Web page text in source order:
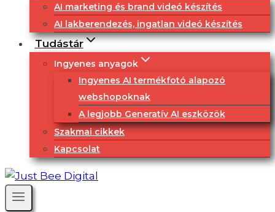
AI marketing és brand videó készítés
AI lakberendezés, ingatlan videó készítés
Tudástár
Ingyenes anyagok
Ingyenes AI termékfotó alapozó
webshopoknak
A legjobb Generatív AI eszközök
Szakmai cikkek
Kapcsolat